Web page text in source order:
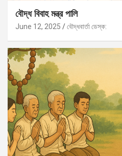
বৌদ্ধ বিবাহ মন্ত্র পালি
June 12, 2025 বৌদ্ধবার্তা ডেস্ক: